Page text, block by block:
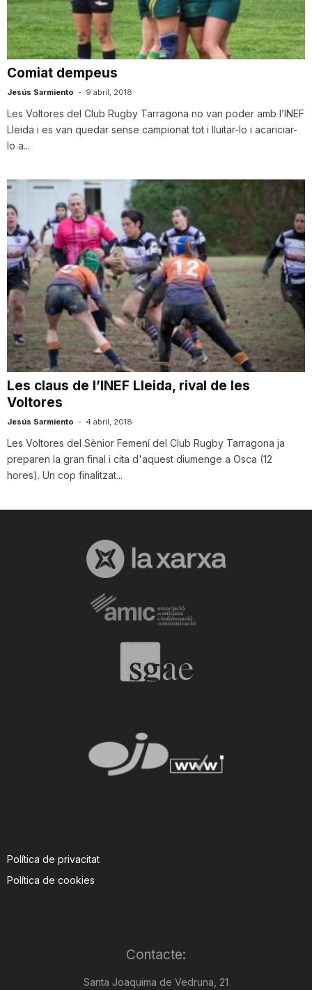
T
a
r
g
o
n
a
Comiat dempeus
Jesús Sarmiento - 9 abril, 2018
Les Voltores del Club Rugby Tarragona no van poder amb l’INEF
Lleida i es van quedar sense campionat tot i lluitar-lo i acariciar-
lo a...
Les claus de l’INEF Lleida, rival de les
Voltores
Jesús Sarmiento - 4 abril, 2018
Les Voltores del Sènior Femení del Club Rugby Tarragona ja
preparen la gran final i cita d'aquest diumenge a Osca (12
hores). Un cop finalitzat...
Política de privacitat
Política de cookies
Contacte:
Santa Joaquima de Vedruna, 21